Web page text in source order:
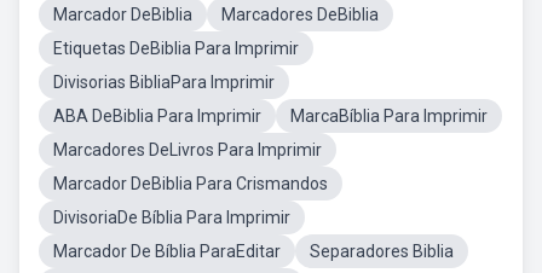
Marcador DeBiblia
Marcadores DeBiblia
Etiquetas DeBiblia Para Imprimir
Divisorias BibliaPara Imprimir
ABA DeBiblia Para Imprimir
MarcaBíblia Para Imprimir
Marcadores DeLivros Para Imprimir
Marcador DeBiblia Para Crismandos
DivisoriaDe Bíblia Para Imprimir
Marcador De Bíblia ParaEditar
Separadores Biblia